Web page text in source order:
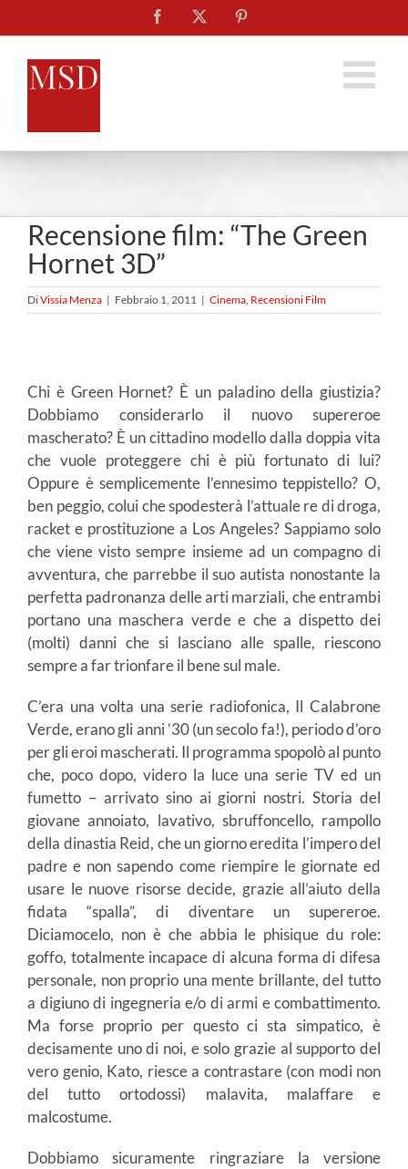
al
contenuto
Facebook
Recensione film: “The Green
Hornet 3D”
DiVissia Menza | Febbraio 1, 2011 | Cinema, Recensioni Film
Chi è Green Hornet? È un paladino della giustizia?
Dobbiamo considerarlo il nuovo supereroe
mascherato? È un cittadino modello dalla doppia vita
che vuole proteggere chi è più fortunato di lui?
Oppure è semplicemente l’ennesimo teppistello? O,
ben peggio, colui che spodesterà l’attuale re di droga,
racket e prostituzione a Los Angeles? Sappiamo solo
che viene visto sempre insieme ad un compagno di
avventura, che parrebbe il suo autista nonostante la
perfetta padronanza delle arti marziali, che entrambi
portano una maschera verde e che a dispetto dei
(molti) danni che si lasciano alle spalle, riescono
sempre a far trionfare il bene sul male.
C’era una volta una serie radiofonica, Il Calabrone
Verde, erano gli anni ’30 (un secolo fa!), periodo d’oro
per gli eroi mascherati. Il programma spopolò al punto
che, poco dopo, videro la luce una serie TV ed un
fumetto – arrivato sino ai giorni nostri. Storia del
giovane annoiato, lavativo, sbruffoncello, rampollo
della dinastia Reid, che un giorno eredita l’impero del
padre e non sapendo come riempire le giornate ed
usare le nuove risorse decide, grazie all’aiuto della
fidata “spalla”, di diventare un supereroe.
Diciamocelo, non è che abbia le phisique du role:
goffo, totalmente incapace di alcuna forma di difesa
personale, non proprio una mente brillante, del tutto
a digiuno di ingegneria e/o di armi e combattimento.
Ma forse proprio per questo ci sta simpatico, è
decisamente uno di noi, e solo grazie al supporto del
vero genio, Kato, riesce a contrastare (con modi non
del tutto ortodossi) malavita, malaffare e
malcostume.
Dobbiamo sicuramente ringraziare la versione